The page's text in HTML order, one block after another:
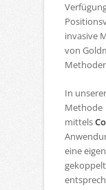
invasive
von
In
Methode
mittels
eine